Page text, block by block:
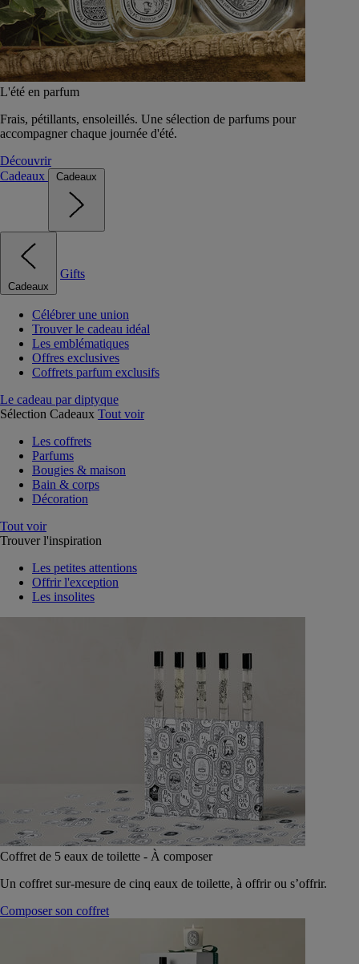
L'été en parfum
Frais, pétillants, ensoleillés. Une sélection de parfums pour
accompagner chaque journée d'été.
Découvrir
Cadeaux
Cadeaux
Cadeaux
Gifts
Célébrer une union
Trouver le cadeau idéal
Les emblématiques
Offres exclusives
Coffrets parfum exclusifs
Le cadeau par diptyque
Sélection Cadeaux Tout voir
Les coffrets
Parfums
Bougies & maison
Bain & corps
Décoration
Tout voir
Trouver l'inspiration
Les petites attentions
Offrir l'exception
Les insolites
Coffret de 5 eaux de toilette - À composer
Un coffret sur-mesure de cinq eaux de toilette, à offrir ou s’offrir.
Composer son coffret